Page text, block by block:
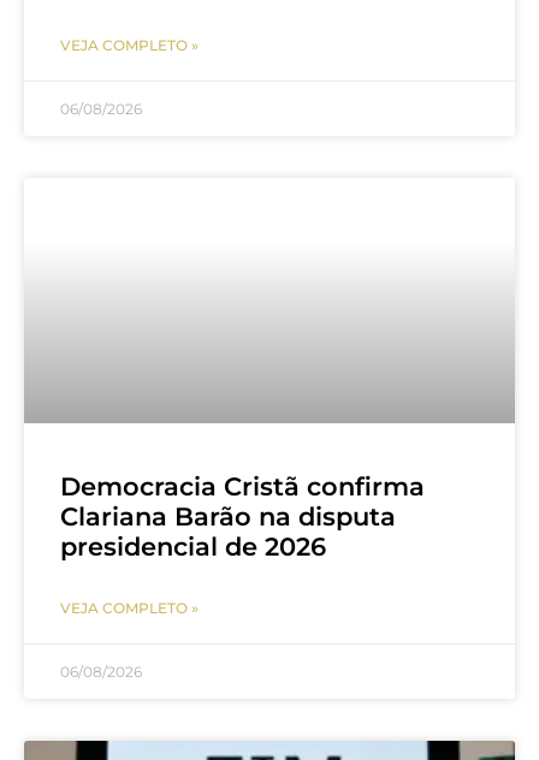
VEJA COMPLETO »
06/08/2026
Democracia Cristã confirma
Clariana Barão na disputa
presidencial de 2026
VEJA COMPLETO »
06/08/2026